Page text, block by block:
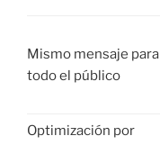
Mismo mensaje para
todo el público
Optimización por